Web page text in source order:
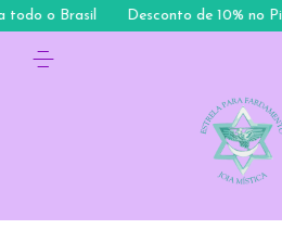
o Brasil Desconto de 10% no Pix